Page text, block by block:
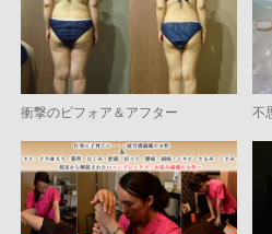
衝撃のビフォア＆アフター 不